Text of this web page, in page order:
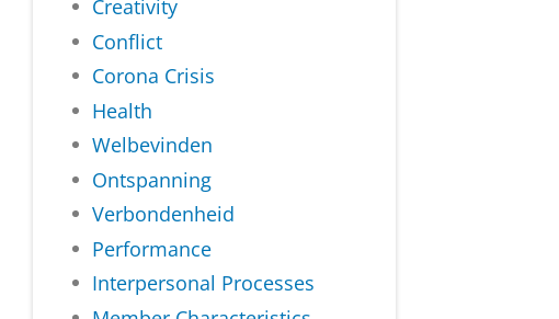
Creativity
Conflict
Corona Crisis
Health
Welbevinden
Ontspanning
Verbondenheid
Performance
Interpersonal Processes